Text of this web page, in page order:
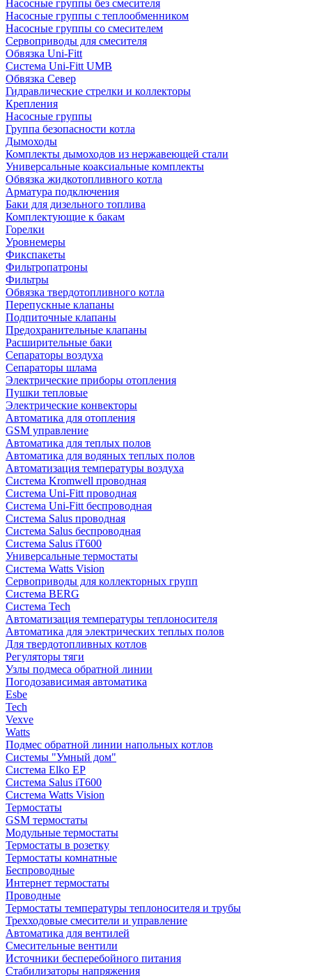
Насосные группы без смесителя
Насосные группы с теплообменником
Насосные группы со смесителем
Сервоприводы для смесителя
Обвязка Uni-Fitt
Система Uni-Fitt UMB
Обвязка Север
Гидравлические стрелки и коллекторы
Крепления
Насосные группы
Группа безопасности котла
Дымоходы
Комплекты дымоходов из нержавеющей стали
Универсальные коаксиальные комплекты
Обвязка жидкотопливного котла
Арматура подключения
Баки для дизельного топлива
Комплектующие к бакам
Горелки
Уровнемеры
Фикспакеты
Фильтропатроны
Фильтры
Обвязка твердотопливного котла
Перепускные клапаны
Подпиточные клапаны
Предохранительные клапаны
Расширительные баки
Сепараторы воздуха
Сепараторы шлама
Электрические приборы отопления
Пушки тепловые
Электрические конвекторы
Автоматика для отопления
GSM управление
Автоматика для теплых полов
Автоматика для водяных теплых полов
Автоматизация температуры воздуха
Система Kromwell проводная
Система Uni-Fitt проводная
Система Uni-Fitt беспроводная
Система Salus проводная
Система Salus беспроводная
Система Salus iT600
Универсальные термостаты
Система Watts Vision
Сервоприводы для коллекторных групп
Система BERG
Система Tech
Автоматизация температуры теплоносителя
Автоматика для электрических теплых полов
Для твердотопливных котлов
Регуляторы тяги
Узлы подмеса обратной линии
Погодозависимая автоматика
Esbe
Tech
Vexve
Watts
Подмес обратной линии напольных котлов
Системы "Умный дом"
Система Elko EP
Система Salus iT600
Система Watts Vision
Термостаты
GSM термостаты
Модульные термостаты
Термостаты в розетку
Термостаты комнатные
Беспроводные
Интернет термостаты
Проводные
Термостаты температуры теплоносителя и трубы
Трехходовые смесители и управление
Автоматика для вентилей
Смесительные вентили
Источники бесперебойного питания
Стабилизаторы напряжения